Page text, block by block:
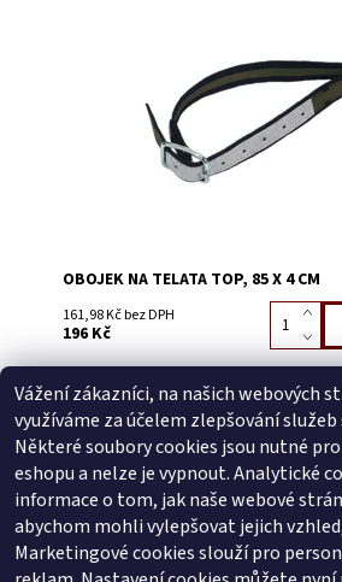
OBOJEK NA TELATA TOP, 85 X 4 CM
161,98 Kč bez DPH
196 Kč
Buďte první, kdo napíše příspěvek k
Přidat komentář
Buďte první, kdo napíše příspěvek k
Přidat hodnocení
Vážení zákazníci, na našich webových
využíváme za účelem zlepšování
Některé soubory cookies jsou nutné
eshopu a nelze je vypnout. Analytické
informace o tom, jak naše webové
abychom mohli vylepšovat jejich
Marketingové cookies slouží pro